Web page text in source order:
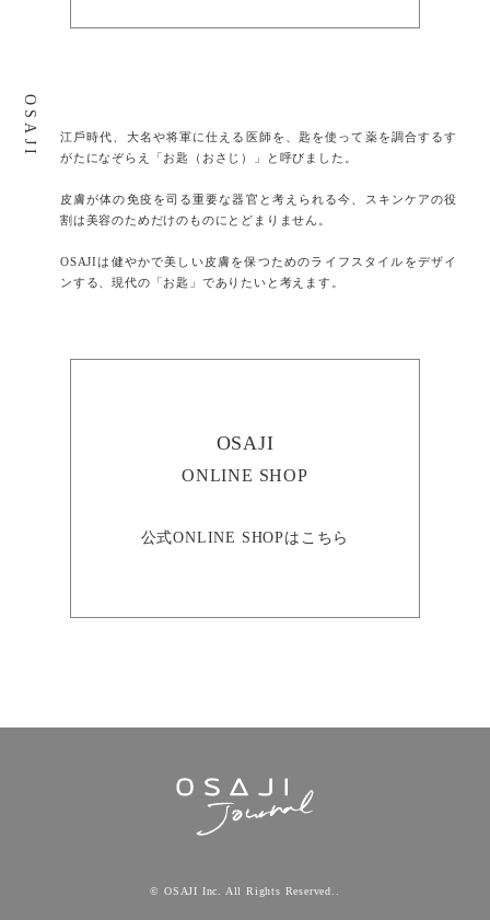
OSAJI
江⼾時代、⼤名や将軍に仕える医師を、匙を使って薬を調合するす
がたになぞらえ「お匙（おさじ）」と呼びました。
⽪膚が体の免疫を司る重要な器官と考えられる今、スキンケアの役
割は美容のためだけのものにとどまりません。
OSAJIは健やかで美しい皮膚を保つためのライフスタイルをデザイ
ンする、現代の「お匙」でありたいと考えます。
OSAJI
ONLINE SHOP
公式ONLINE SHOPはこちら
© OSAJI Inc. All Rights Reserved..